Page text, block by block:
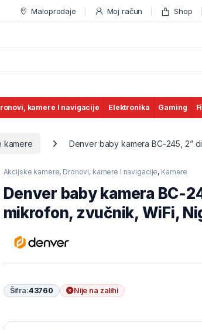
Maloprodaje Moj račun Shop
kamere I navigacije Elektronika Gaming
kamere Denver baby kamera BC-245, 2”
Akcijske kamere, Dronovi, kamere I navigacije, Kamere
Denver baby kamera BC-
mikrofon, zvučnik, WiFi,
Šifra:43760 Nije na zalihi